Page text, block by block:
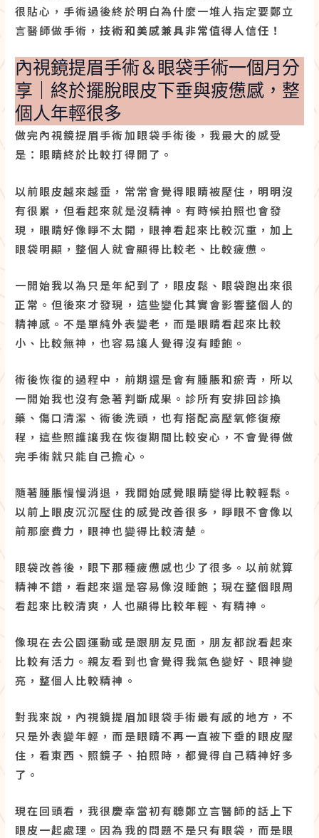
很貼心，手術過後終於明白為什麼一堆人指定要鄭立
言醫師做手術，技術和美感兼具非常值得人信任！
內視鏡提眉手術＆眼袋手術一個月分
享｜終於擺脫眼皮下垂與疲憊感，整
個人年輕很多
做完內視鏡提眉手術加眼袋手術後，我最大的感受
是：眼睛終於比較打得開了。
以前眼皮越來越垂，常常會覺得眼睛被壓住，明明沒
有很累，但看起來就是沒精神。有時候拍照也會發
現，眼睛好像睜不太開，眼神看起來比較沉重，加上
眼袋明顯，整個人就會顯得比較老、比較疲憊。
一開始我以為只是年紀到了，眼皮鬆、眼袋跑出來很
正常。但後來才發現，這些變化其實會影響整個人的
精神感。不是單純外表變老，而是眼睛看起來比較
小、比較無神，也容易讓人覺得沒有睡飽。
術後恢復的過程中，前期還是會有腫脹和瘀青，所以
一開始我也沒有急著判斷成果。診所有安排回診換
藥、傷口清潔、術後洗頭，也有搭配高壓氧修復療
程，這些照護讓我在恢復期間比較安心，不會覺得做
完手術就只能自己擔心。
隨著腫脹慢慢消退，我開始感覺眼睛變得比較輕鬆。
以前上眼皮沉沉壓住的感覺改善很多，睜眼不會像以
前那麼費力，眼神也變得比較清楚。
眼袋改善後，眼下那種疲憊感也少了很多。以前就算
精神不錯，看起來還是容易像沒睡飽；現在整個眼周
看起來比較清爽，人也顯得比較年輕、有精神。
像現在去公園運動或是跟朋友見面，朋友都說看起來
比較有活力。親友看到也會覺得我氣色變好、眼神變
亮，整個人比較精神。
對我來說，內視鏡提眉加眼袋手術最有感的地方，不
只是外表變年輕，而是眼睛不再一直被下垂的眼皮壓
住，看東西、照鏡子、拍照時，都覺得自己精神好多
了。
現在回頭看，我很慶幸當初有聽鄭立言醫師的話上下
眼皮一起處理。因為我的問題不是只有眼袋，而是眼